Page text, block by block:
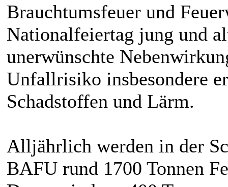
Brauchtumsfeuer und
Nationalfeiertag jung und
unerwünschte
Unfallrisiko insbesondere
Schadstoffen und Lärm.
Alljährlich werden in der
BAFU rund 1700 Tonnen